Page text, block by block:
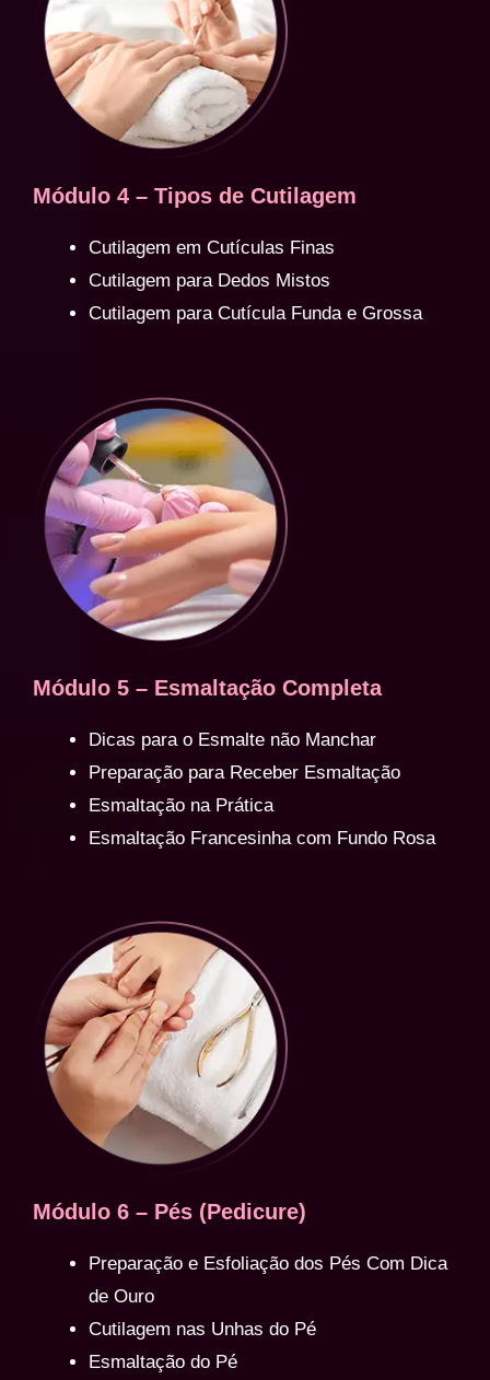
Módulo 4 – Tipos de Cutilagem
Cutilagem em Cutículas Finas
Cutilagem para Dedos Mistos
Cutilagem para Cutícula Funda e Grossa
Módulo 5 – Esmaltação Completa
Dicas para o Esmalte não Manchar
Preparação para Receber Esmaltação
Esmaltação na Prática
Esmaltação Francesinha com Fundo Rosa
Módulo 6 – Pés (Pedicure)
Preparação e Esfoliação dos Pés Com Dica
de Ouro
Cutilagem nas Unhas do Pé
Esmaltação do Pé